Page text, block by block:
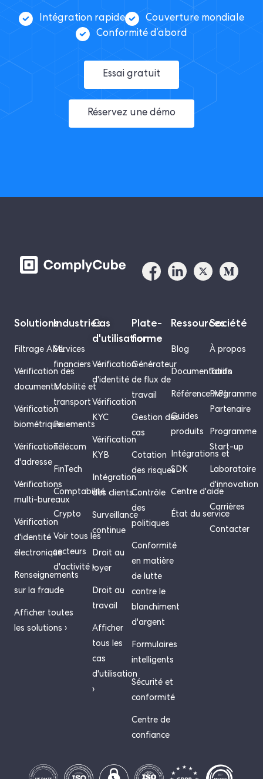
Intégration rapide
Couverture mondiale
Conformité d’abord
Essai gratuit
Réservez une démo
Solutions
Filtrage AML
Vérification des
documents
Vérification
biométrique
Vérification
d'adresse
Vérifications
multi-bureaux
Vérification
d'identité
électronique
Renseignements
sur la fraude
Afficher toutes
les solutions ›
Industries
Services
financiers
Mobilité et
transport
Paiements
Télécom
FinTech
Comptabilité
Crypto
Voir tous les
secteurs
d'activité ›
Cas
d'utilisation
Vérification
d'identité
Vérification
KYC
Vérification
KYB
Intégration
des clients
Surveillance
continue
Droit au
loyer
Droit au
travail
Afficher
tous les
cas
d'utilisation
›
Plate-
forme
Générateur
de flux de
travail
Gestion des
cas
Cotation
des risques
Contrôle
des
politiques
Conformité
en matière
de lutte
contre le
blanchiment
d'argent
Formulaires
intelligents
Sécurité et
conformité
Centre de
confiance
Ressources
Blog
Documentation
Référence API
Guides
produits
Intégrations et
SDK
Centre d'aide
État du service
Société
À propos
Tarifs
Programme
Partenaire
Programme
Start-up
Laboratoire
d'innovation
Carrières
Contacter